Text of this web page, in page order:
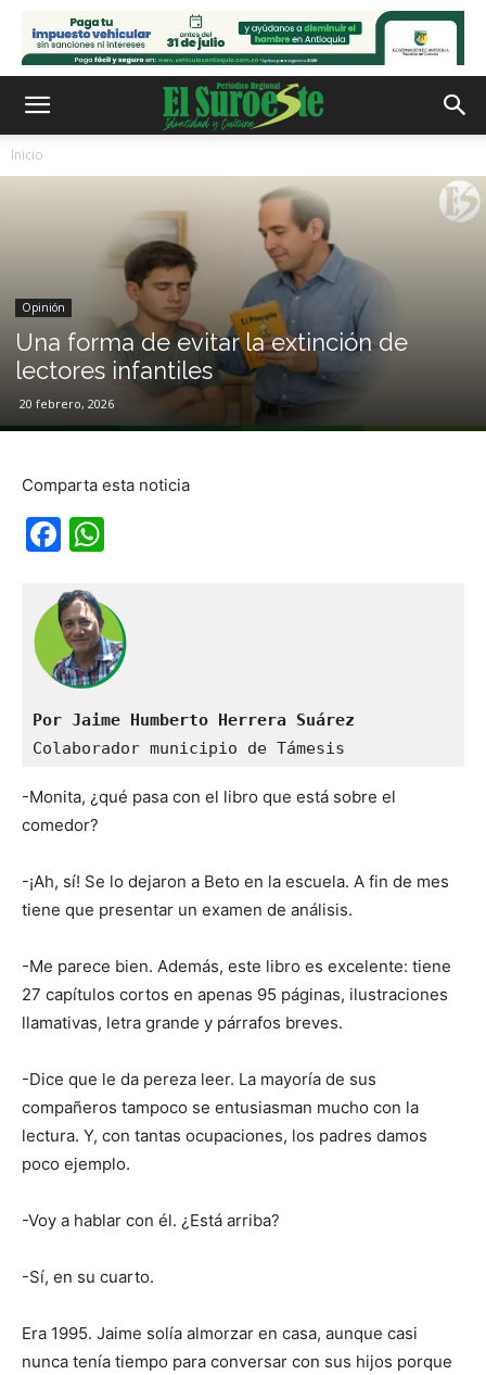
Inicio
Opinión
Una forma de evitar la extinción de
lectores infantiles
20 febrero, 2026
Comparta esta noticia
Facebook
Por Jaime Humberto Herrera Suárez
Colaborador municipio de Támesis
-Monita, ¿qué pasa con el libro que está sobre el
comedor?
-¡Ah, sí! Se lo dejaron a Beto en la escuela. A fin de mes
tiene que presentar un examen de análisis.
-Me parece bien. Además, este libro es excelente: tiene
27 capítulos cortos en apenas 95 páginas, ilustraciones
llamativas, letra grande y párrafos breves.
-Dice que le da pereza leer. La mayoría de sus
compañeros tampoco se entusiasman mucho con la
lectura. Y, con tantas ocupaciones, los padres damos
poco ejemplo.
-Voy a hablar con él. ¿Está arriba?
-Sí, en su cuarto.
Era 1995. Jaime solía almorzar en casa, aunque casi
nunca tenía tiempo para conversar con sus hijos porque